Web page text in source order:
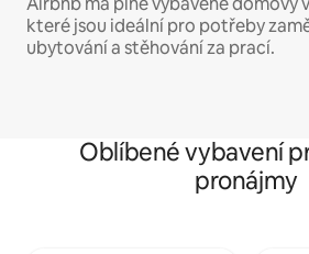
které jsou ideální pro potřeby
ubytování a stěhování za prací.
Oblíbené vybavení
pronájmy